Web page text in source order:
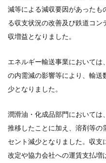
減等による減収要因があったも
る収支状況の改善及び鉄道コ
収増益となりました。
エネルギー輸送事業において
の内需減の影響等により、輸
少となりました。
潤滑油・化成品部門においては
推移したことに加え、溶剤等の
セント減少となりました。収
改定や協力会社への運賃支払